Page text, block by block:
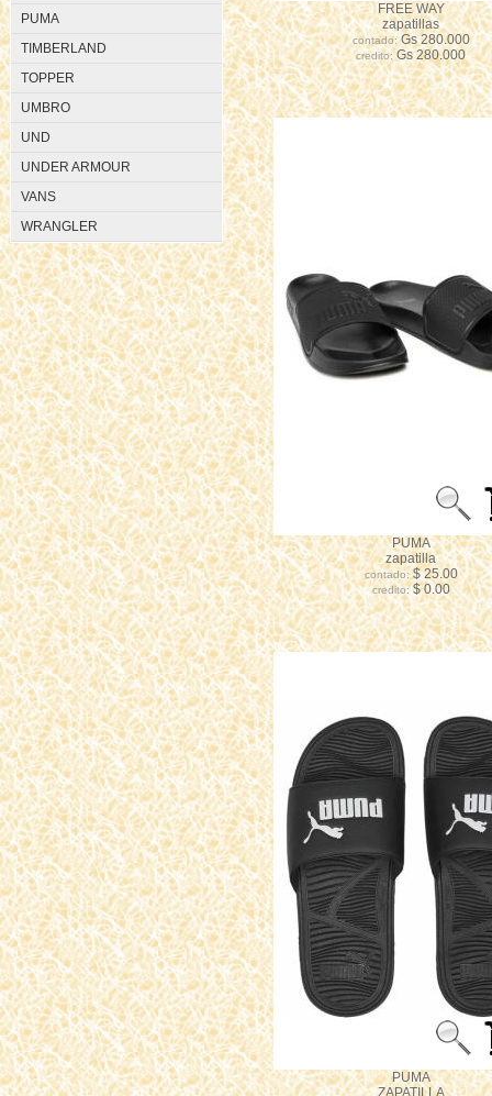
PUMA
TIMBERLAND
TOPPER
UMBRO
UND
UNDER ARMOUR
VANS
WRANGLER
FREE WAY
zapatillas
contado:Gs 280.000
credito:Gs 280.000
PUMA
zapatilla
contado:$ 25.00
credito:$ 0.00
PUMA
ZAPATILLA